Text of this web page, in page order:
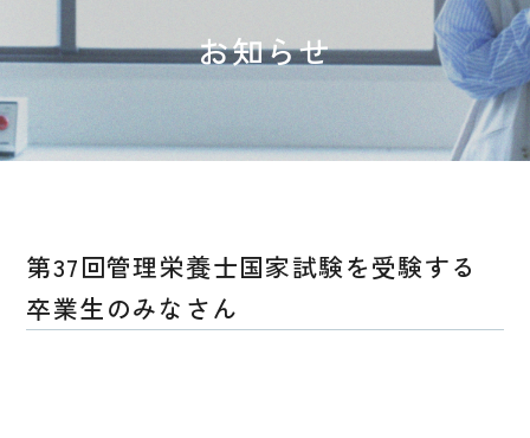
お知らせ
第37回管理栄養士国家試験を受験する
卒業生のみなさん